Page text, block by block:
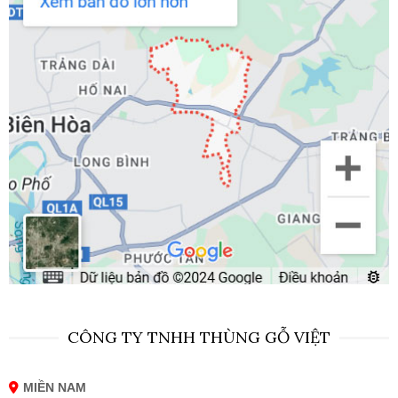
CÔNG TY TNHH THÙNG GỖ VIỆT
MIỀN NAM